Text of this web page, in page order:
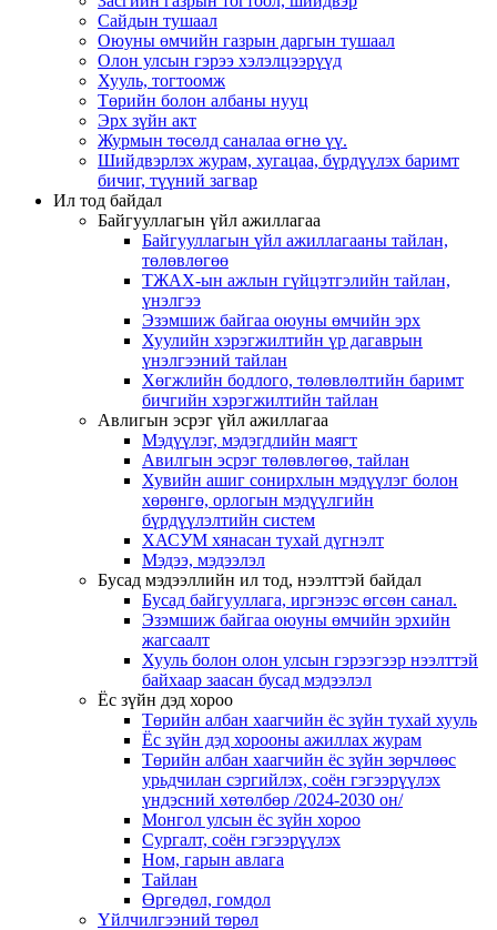
Сайдын тушаал
Оюуны өмчийн газрын даргын тушаал
Олон улсын гэрээ хэлэлцээрүүд
Хууль, тогтоомж
Төрийн болон албаны нууц
Эрх зүйн акт
Журмын төсөлд саналаа өгнө үү.
Шийдвэрлэх журам, хугацаа, бүрдүүлэх баримт
бичиг, түүний загвар
Ил тод байдал
Байгууллагын үйл ажиллагаа
Байгууллагын үйл ажиллагааны тайлан,
төлөвлөгөө
ТЖАХ-ын ажлын гүйцэтгэлийн тайлан,
үнэлгээ
Эзэмшиж байгаа оюуны өмчийн эрх
Хуулийн хэрэгжилтийн үр дагаврын
үнэлгээний тайлан
Хөгжлийн бодлого, төлөвлөлтийн баримт
бичгийн хэрэгжилтийн тайлан
Авлигын эсрэг үйл ажиллагаа
Мэдүүлэг, мэдэгдлийн маягт
Авилгын эсрэг төлөвлөгөө, тайлан
Хувийн ашиг сонирхлын мэдүүлэг болон
хөрөнгө, орлогын мэдүүлгийн
бүрдүүлэлтийн систем
ХАСУМ хянасан тухай дүгнэлт
Мэдээ, мэдээлэл
Бусад мэдээллийн ил тод, нээлттэй байдал
Бусад байгууллага, иргэнээс өгсөн санал.
Эзэмшиж байгаа оюуны өмчийн эрхийн
жагсаалт
Хууль болон олон улсын гэрээгээр нээлттэй
байхаар заасан бусад мэдээлэл
Ёс зүйн дэд хороо
Төрийн албан хаагчийн ёс зүйн тухай хууль
Ёс зүйн дэд хорооны ажиллах журам
Төрийн албан хаагчийн ёс зүйн зөрчлөөс
урьдчилан сэргийлэх, соён гэгээрүүлэх
үндэсний хөтөлбөр /2024-2030 он/
Монгол улсын ёс зүйн хороо
Cургалт, cоён гэгээрүүлэх
Ном, гарын авлага
Тайлан
Өргөдөл, гомдол
Үйлчилгээний төрөл